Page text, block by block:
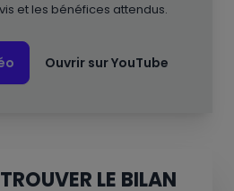
et les bénéfices attendus.
Ouvrir sur YouTube
LE BILAN